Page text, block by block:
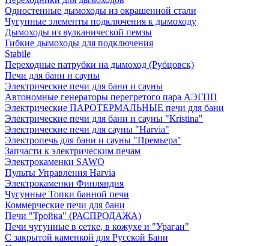
Одностенные дымоходы из окрашенной стали
Чугунные элементы подключения к дымоходу
Дымоходы из вулканической пемзы
Гибкие дымоходы для подключения
Stabile
Переходные патрубки на дымоход (Рубцовск)
Печи для бани и сауны
Электрические печи для бани и сауны
Автономные генераторы перегретого пара АЭГПП
Электрические ПАРОТЕРМАЛЬНЫЕ печи для бани
Электрические печи для бани и сауны "Кristina"
Электрические печи для сауны "Harvia"
Электропечь для бани и сауны "Премьера"
Запчасти к электрическим печам
Электрокаменки SAWO
Пульты Управления Harvia
Электрокаменки Финляндия
Чугунные Топки банной печи
Коммерческие печи для бани
Печи "Тройка" (РАСПРОДАЖА)
Печи чугунные в сетке, в кожухе и "Ураган"
С закрытой каменкой для Русской Бани